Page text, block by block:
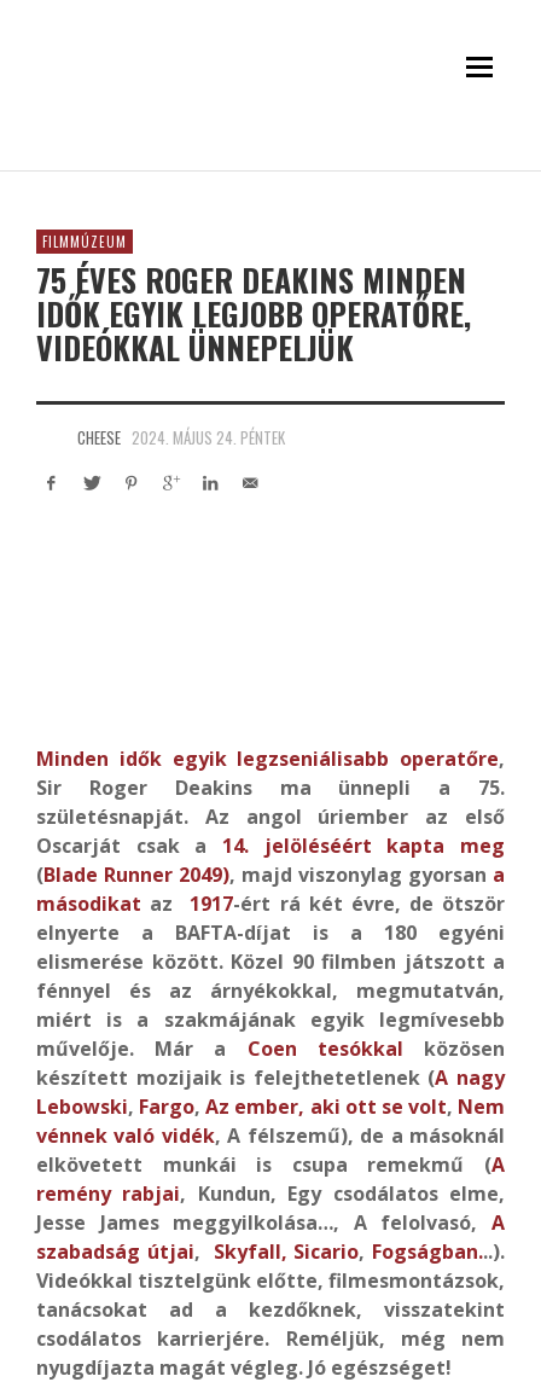
FILMMÚZEUM
75 ÉVES ROGER DEAKINS MINDEN
IDŐK EGYIK LEGJOBB OPERATŐRE,
VIDEÓKKAL ÜNNEPELJÜK
CHEESE 2024. MÁJUS 24. PÉNTEK
Minden idők egyik legzseniálisabb operatőre,
Sir Roger Deakins ma ünnepli a 75.
születésnapját. Az angol úriember az első
Oscarját csak a 14. jelöléséért kapta meg
(Blade Runner 2049), majd viszonylag gyorsan a
másodikat az 1917-ért rá két évre, de ötször
elnyerte a BAFTA-díjat is a 180 egyéni
elismerése között. Közel 90 filmben játszott a
fénnyel és az árnyékokkal, megmutatván,
miért is a szakmájának egyik legmívesebb
művelője. Már a Coen tesókkal közösen
készített mozijaik is felejthetetlenek (A nagy
Lebowski, Fargo,Az ember, aki ott se volt, Nem
vénnek való vidék, A félszemű), de a másoknál
elkövetett munkái is csupa remekmű (A
remény rabjai, Kundun, Egy csodálatos elme,
Jesse James meggyilkolása…, A felolvasó, A
szabadság útjai, Skyfall, Sicario, Fogságban...).
Videókkal tisztelgünk előtte, filmesmontázsok,
tanácsokat ad a kezdőknek, visszatekint
csodálatos karrierjére. Reméljük, még nem
nyugdíjazta magát végleg. Jó egészséget!